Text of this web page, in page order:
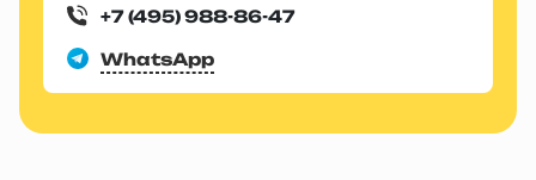
+7 (495) 988-86-47
WhatsApp